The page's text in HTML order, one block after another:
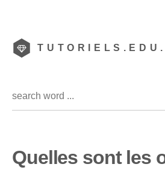
Quelles sont les